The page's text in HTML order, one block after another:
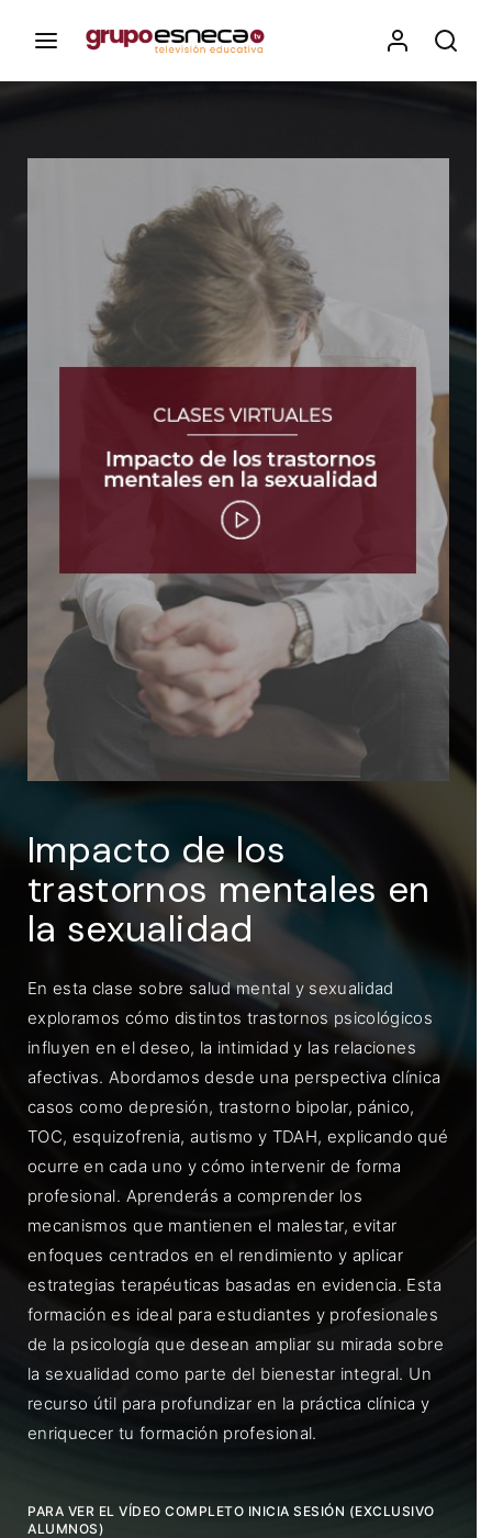
Impacto de los
trastornos mentales en
la sexualidad
En esta clase sobre salud mental y sexualidad
exploramos cómo distintos trastornos psicológicos
influyen en el deseo, la intimidad y las relaciones
afectivas. Abordamos desde una perspectiva clínica
casos como depresión, trastorno bipolar, pánico,
TOC, esquizofrenia, autismo y TDAH, explicando qué
ocurre en cada uno y cómo intervenir de forma
profesional. Aprenderás a comprender los
mecanismos que mantienen el malestar, evitar
enfoques centrados en el rendimiento y aplicar
estrategias terapéuticas basadas en evidencia. Esta
formación es ideal para estudiantes y profesionales
de la psicología que desean ampliar su mirada sobre
la sexualidad como parte del bienestar integral. Un
recurso útil para profundizar en la práctica clínica y
enriquecer tu formación profesional.
PARA VER EL VÍDEO COMPLETO INICIA SESIÓN (EXCLUSIVO
ALUMNOS)
Esneca TV
Iniciar Sesión
Para iniciar sesión debes introducir el
mismo usuario y contraseña que utilizas
para acceder al campus virtual:
https://elcampusonline.com
Dirección de correo electrónico
Recuérdame